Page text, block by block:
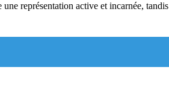
une représentation active et incarnée, tandis